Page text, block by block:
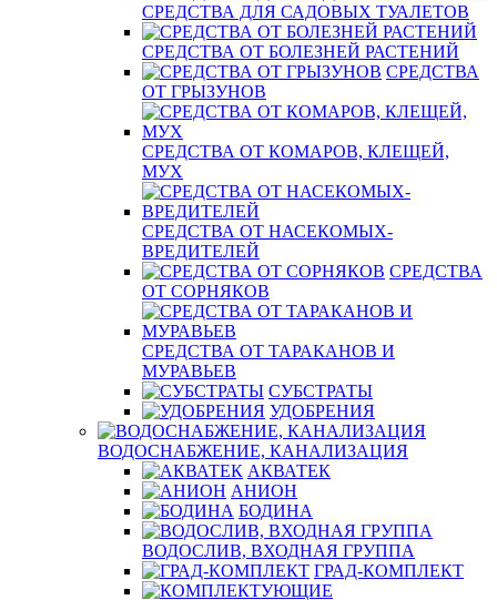
СРЕДСТВА ДЛЯ САДОВЫХ ТУАЛЕТОВ
СРЕДСТВА ОТ БОЛЕЗНЕЙ РАСТЕНИЙ
СРЕДСТВА
ОТ ГРЫЗУНОВ
СРЕДСТВА ОТ КОМАРОВ, КЛЕЩЕЙ,
МУХ
СРЕДСТВА ОТ НАСЕКОМЫХ-
ВРЕДИТЕЛЕЙ
СРЕДСТВА
ОТ СОРНЯКОВ
СРЕДСТВА ОТ ТАРАКАНОВ И
МУРАВЬЕВ
СУБСТРАТЫ
УДОБРЕНИЯ
ВОДОСНАБЖЕНИЕ, КАНАЛИЗАЦИЯ
АКВАТЕК
АНИОН
БОДИНА
ВОДОСЛИВ, ВХОДНАЯ ГРУППА
ГРАД-КОМПЛЕКТ